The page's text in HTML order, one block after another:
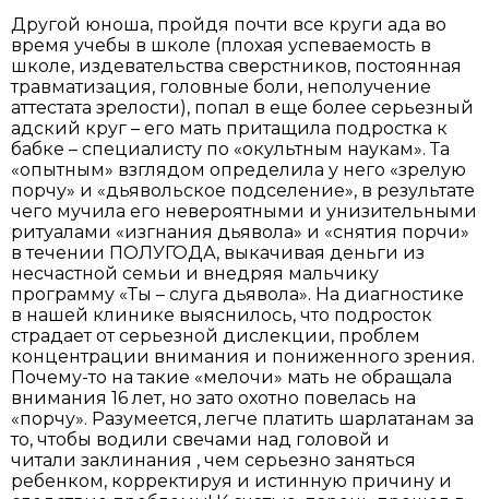
Другой юноша, пройдя почти все круги ада во
время учебы в школе (плохая успеваемость в
школе, издевательства сверстников, постоянная
травматизация, головные боли, неполучение
аттестата зрелости), попал в еще более серьезный
адский круг – его мать притащила подростка к
бабке – специалисту по «окультным наукам». Та
«опытным» взглядом определила у него «зрелую
порчу» и «дьявольское подселение», в результате
чего мучила его невероятными и унизительными
ритуалами «изгнания дьявола» и «снятия порчи»
в течении ПОЛУГОДА, выкачивая деньги из
несчастной семьи и внедряя мальчику
программу «Ты – слуга дьявола». На диагностике
в нашей клинике выяснилось, что подросток
страдает от серьезной дислекции, проблем
концентрации внимания и пониженного зрения.
Почему-то на такие «мелочи» мать не обращала
внимания 16 лет, но зато охотно повелась на
«порчу». Разумеется, легче платить шарлатанам за
то, чтобы водили свечами над головой и
читали заклинания , чем серьезно заняться
ребенком, корректируя и истинную причину и